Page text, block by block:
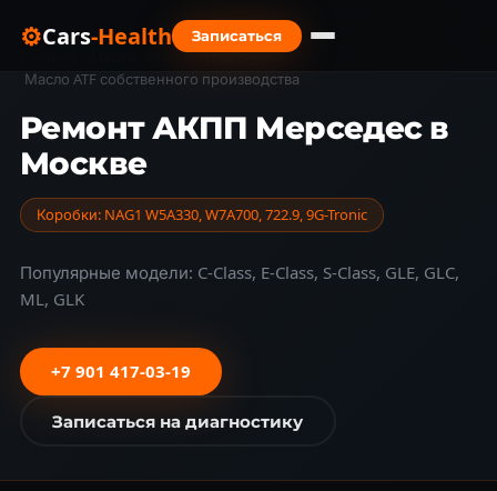
⚙Cars-Health
Записаться
› Mercedes-Benz ›
Масло ATF собственного производства
Ремонт АКПП Мерседес в
Москве
Коробки: NAG1 W5A330, W7A700, 722.9, 9G-Tronic
Популярные модели: C-Class, E-Class, S-Class, GLE, GLC,
ML, GLK
+7 901 417-03-19
Записаться на диагностику